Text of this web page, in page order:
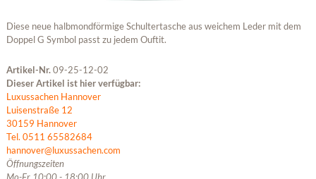
Diese neue halbmondförmige Schultertasche aus weichem Leder mit dem
Doppel G Symbol passt zu jedem Ouftit.
Artikel-Nr.09-25-12-02
Dieser Artikel ist hier verfügbar:
Luxussachen Hannover
Luisenstraße 12
30159 Hannover
Tel. 0511 65582684
hannover@luxussachen.com
Öffnungszeiten
Mo-Fr 10:00 - 18:00 Uhr